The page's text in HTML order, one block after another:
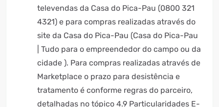
televendas da Casa do Pica-Pau (0800 321
4321) e para compras realizadas através do
site da Casa do Pica-Pau (Casa do Pica-Pau
| Tudo para o empreendedor do campo ou da
cidade ). Para compras realizadas através de
Marketplace o prazo para desistência e
tratamento é conforme regras do parceiro,
detalhadas no tópico 4.9 Particularidades E-